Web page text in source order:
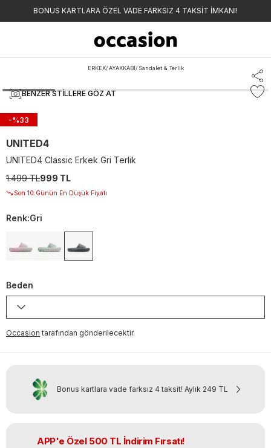
BONUS KARTLARA ÖZEL VADE FARKSIZ 4 TAKSİT İMKANI!
ERKEK/ AYAKKABI/ Sandalet & Terlik
BENZER STILLERE GÖZ AT
-%33
UNITED4
UNITED4 Classic Erkek Gri Terlik
1.499 TL999 TL
Son 10 Günün En Düşük Fiyatı
Renk:Gri
Beden
Occasion tarafından gönderilecektir.
Bonus kartlara vade farksız 4 taksit! Aylık 249 TL
APP'e Özel 500 TL İndirim Fırsatı!